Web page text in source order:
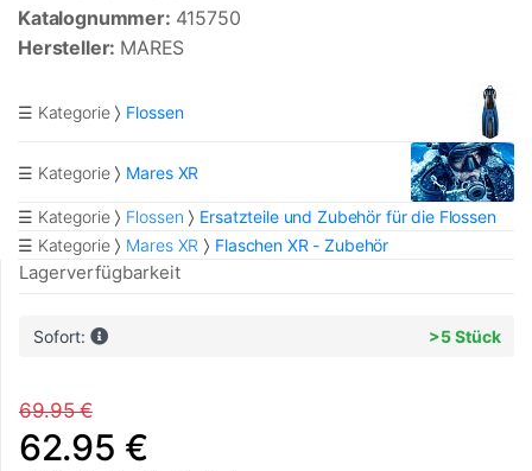
Katalognummer: 415750
Hersteller: MARES
☰ Kategorie Flossen
☰ Kategorie Mares XR
☰ Kategorie Flossen
Ersatzteile und Zubehör für die Flossen
☰ Kategorie
Mares XR Flaschen XR - Zubehör
Lagerverfügbarkeit
Sofort: >5 Stück
69.95 €
62.95 €